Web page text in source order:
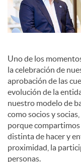
Uno de los
la celebración de
aprobación de las
evolución de la
nuestro modelo de
como socios y
porque
distinta de hacer y
proximidad, la
personas.